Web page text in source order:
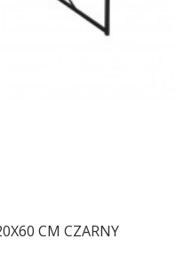
CM CZARNY